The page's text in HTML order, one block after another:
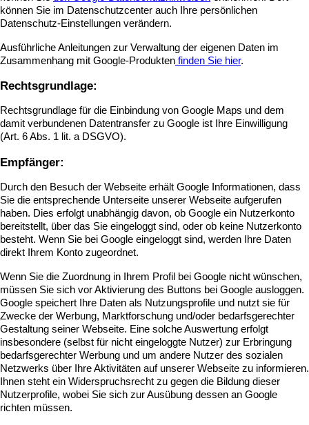
können Sie im Datenschutzcenter auch Ihre persönlichen
Datenschutz-Einstellungen verändern.
Ausführliche Anleitungen zur Verwaltung der eigenen Daten im
Zusammenhang mit Google-Produkten finden Sie hier.
Rechtsgrundlage:
Rechtsgrundlage für die Einbindung von Google Maps und dem
damit verbundenen Datentransfer zu Google ist Ihre Einwilligung
(Art. 6 Abs. 1 lit. a DSGVO).
Empfänger:
Durch den Besuch der Webseite erhält Google Informationen, dass
Sie die entsprechende Unterseite unserer Webseite aufgerufen
haben. Dies erfolgt unabhängig davon, ob Google ein Nutzerkonto
bereitstellt, über das Sie eingeloggt sind, oder ob keine Nutzerkonto
besteht. Wenn Sie bei Google eingeloggt sind, werden Ihre Daten
direkt Ihrem Konto zugeordnet.
Wenn Sie die Zuordnung in Ihrem Profil bei Google nicht wünschen,
müssen Sie sich vor Aktivierung des Buttons bei Google ausloggen.
Google speichert Ihre Daten als Nutzungsprofile und nutzt sie für
Zwecke der Werbung, Marktforschung und/oder bedarfsgerechter
Gestaltung seiner Webseite. Eine solche Auswertung erfolgt
insbesondere (selbst für nicht eingeloggte Nutzer) zur Erbringung
bedarfsgerechter Werbung und um andere Nutzer des sozialen
Netzwerks über Ihre Aktivitäten auf unserer Webseite zu informieren.
Ihnen steht ein Widerspruchsrecht zu gegen die Bildung dieser
Nutzerprofile, wobei Sie sich zur Ausübung dessen an Google
richten müssen.